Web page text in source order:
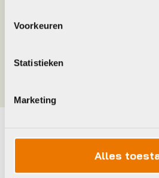
Voorkeuren
Statistieken
Marketing
Alles
Maat
Kleur
Maak je fiets